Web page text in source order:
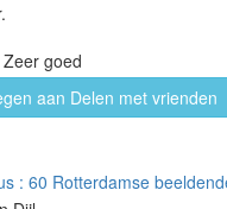
goed
aan Delen met vrienden
: 60 Rotterdamse